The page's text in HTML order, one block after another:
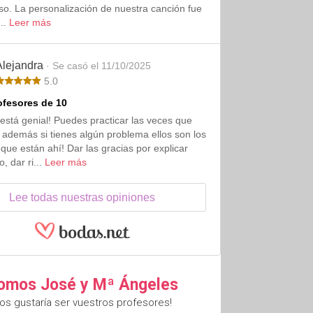
La personalización de nuestra canción fue
Leer más
· Se casó el 11/10/2025
5.0
de 10
genial! Puedes practicar las veces que
si tienes algún problema ellos son los
están ahí! Dar las gracias por explicar
dar ri... Leer más
Lee todas nuestras opiniones
José y Mª Ángeles
gustaría ser vuestros profesores!